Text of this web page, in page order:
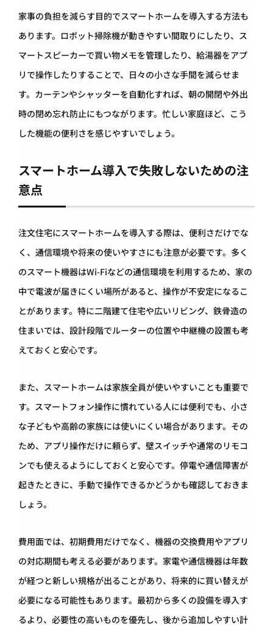
家事の負担を減らす目的でスマートホームを導入する方法も
あります。ロボット掃除機が動きやすい間取りにしたり、ス
マートスピーカーで買い物メモを管理したり、給湯器をアプ
リで操作したりすることで、日々の小さな手間を減らせま
す。カーテンやシャッターを自動化すれば、朝の開閉や外出
時の閉め忘れ防止にもつながります。忙しい家庭ほど、こう
した機能の便利さを感じやすいでしょう。
スマートホーム導入で失敗しないための注
意点
注文住宅にスマートホームを導入する際は、便利さだけでな
く、通信環境や将来の使いやすさにも注意が必要です。多く
のスマート機器はWi-Fiなどの通信環境を利用するため、家の
中で電波が届きにくい場所があると、操作が不安定になるこ
とがあります。特に二階建て住宅や広いリビング、鉄骨造の
住まいでは、設計段階でルーターの位置や中継機の設置も考
えておくと安心です。
また、スマートホームは家族全員が使いやすいことも重要で
す。スマートフォン操作に慣れている人には便利でも、小さ
な子どもや高齢の家族には使いにくい場合があります。その
ため、アプリ操作だけに頼らず、壁スイッチや通常のリモコ
ンでも使えるようにしておくと安心です。停電や通信障害が
起きたときに、手動で操作できるかどうかも確認しておきま
しょう。
費用面では、初期費用だけでなく、機器の交換費用やアプリ
の対応期間も考える必要があります。家電や通信機器は年数
が経つと新しい規格が出ることがあり、将来的に買い替えが
必要になる可能性もあります。最初から多くの設備を導入す
るより、必要性の高いものを優先し、後から追加しやすい計